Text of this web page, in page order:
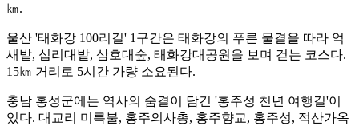
㎞.
울산 '태화강 100리길' 1구간은 태화강의 푸른 물결을 따라 억
새밭, 십리대밭, 삼호대숲, 태화강대공원을 보며 걷는 코스다.
15㎞ 거리로 5시간 가량 소요된다.
충남 홍성군에는 역사의 숨결이 담긴 '홍주성 천년 여행길'이
있다. 대교리 미륵불, 홍주의사총, 홍주향교, 홍주성, 적산가옥